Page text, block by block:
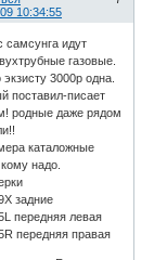
10:34:55
самсунга идут
газовые.
экзисту 3000р одна.
поставил-писает
родные даже рядом
каталожные
надо.
задние
передняя левая
передняя правая